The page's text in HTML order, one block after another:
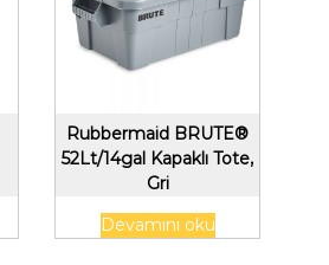
Rubbermaid BRUTE®
52Lt/14gal Kapaklı Tote,
Gri
Devamını oku